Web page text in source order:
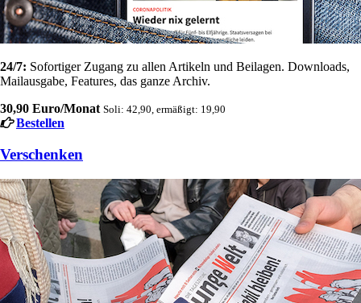
24/7: Sofortiger Zugang zu allen Artikeln und Beilagen. Downloads,
Mailausgabe, Features, das ganze Archiv.
30,90 Euro/Monat Soli: 42,90, ermäßigt: 19,90
Bestellen
Verschenken